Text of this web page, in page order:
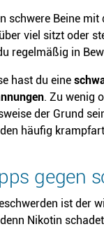
schwere Beine mit
viel sitzt oder
regelmäßig in
hast du eine
. Zu wenig
der Grund
häufig
gegen
ist der
Nikotin